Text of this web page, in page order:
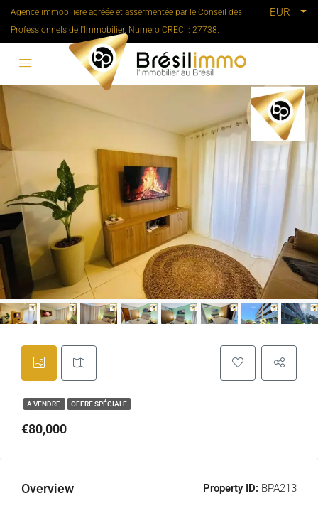
Agence immobilière agréée et assermentée par le Conseil des
Professionnels de l'Immobilier. Numéro CRECI : 27738.
EUR
A VENDRE OFFRE SPÉCIALE
€80,000
Overview Property ID: BPA213